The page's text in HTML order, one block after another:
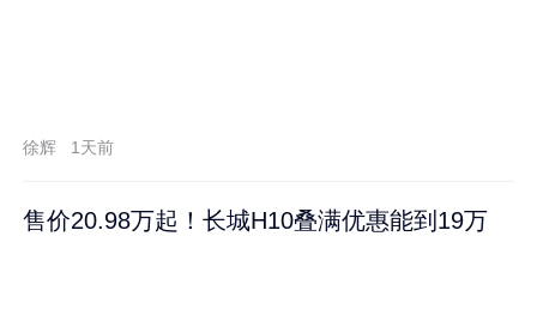
徐辉 1天前
售价20.98万起！长城H10叠满优惠能到19万